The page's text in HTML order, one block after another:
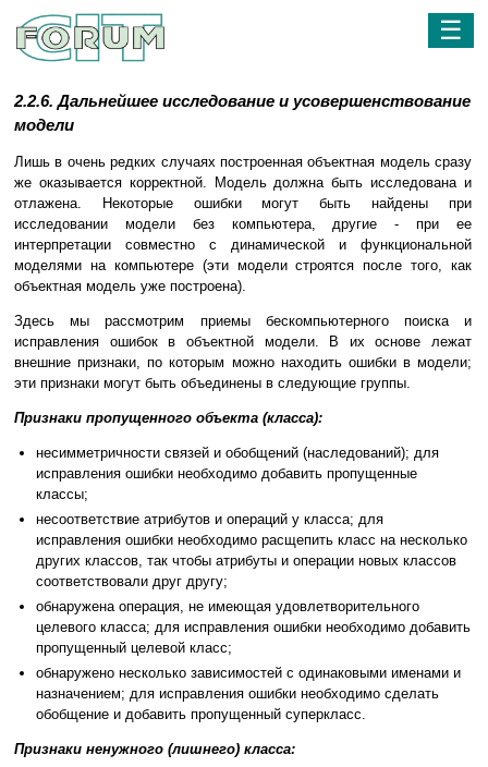
☰
2.2.6. Дальнейшее исследование и усовершенствование
модели
Лишь в очень редких случаях построенная объектная модель сразу
же оказывается корректной. Модель должна быть исследована и
отлажена. Некоторые ошибки могут быть найдены при
исследовании модели без компьютера, другие - при ее
интерпретации совместно с динамической и функциональной
моделями на компьютере (эти модели строятся после того, как
объектная модель уже построена).
Здесь мы рассмотрим приемы бескомпьютерного поиска и
исправления ошибок в объектной модели. В их основе лежат
внешние признаки, по которым можно находить ошибки в модели;
эти признаки могут быть объединены в следующие группы.
Признаки пропущенного объекта (класса):
несимметричности связей и обобщений (наследований); для
исправления ошибки необходимо добавить пропущенные
классы;
несоответствие атрибутов и операций у класса; для
исправления ошибки необходимо расщепить класс на несколько
других классов, так чтобы атрибуты и операции новых классов
соответствовали друг другу;
обнаружена операция, не имеющая удовлетворительного
целевого класса; для исправления ошибки необходимо добавить
пропущенный целевой класс;
обнаружено несколько зависимостей с одинаковыми именами и
назначением; для исправления ошибки необходимо сделать
обобщение и добавить пропущенный суперкласс.
Признаки ненужного (лишнего) класса: